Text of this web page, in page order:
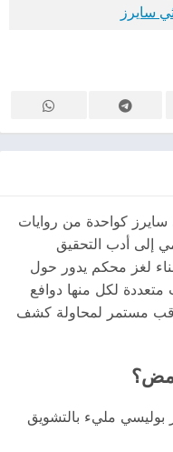
سايرز
سايرز كواحدة من روايات
إلى أدب التحقيق
لغز محكم يدور حول
لكل منها دوافع
مستمر لمحاولة كشف
بوليسي مليء بالتشويق